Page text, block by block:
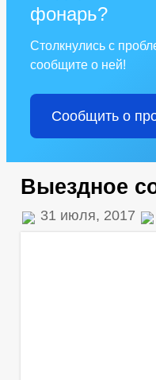
фонарь?
Столкнулись с
сообщите о ней!
Сообщить о
Выездное
31 июля, 2017